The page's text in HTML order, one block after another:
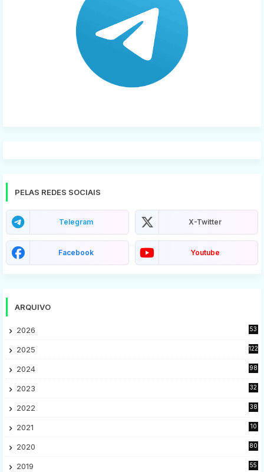
PELAS REDES SOCIAIS
Telegram X-Twitter
Facebook Youtube
ARQUIVO
2026 53
2025 122
2024 98
2023
32
2022
38
2021
10
2020
80
2019
55